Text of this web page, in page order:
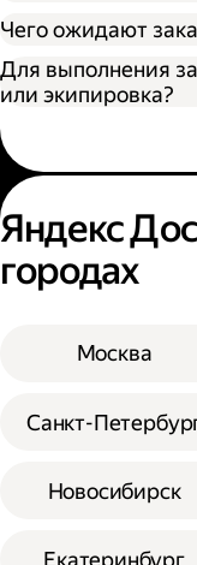
Чего ожидают
Для выполнения
или экипировка?
Яндекс
городах
Москва
Санкт-
Новосибирск
Екатеринбург